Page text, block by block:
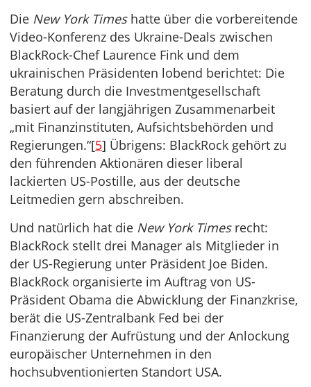
Die New York Times hatte über die vorbereitende
Video-Konferenz des Ukraine-Deals zwischen
BlackRock-Chef Laurence Fink und dem
ukrainischen Präsidenten lobend berichtet: Die
Beratung durch die Investmentgesellschaft
basiert auf der langjährigen Zusammenarbeit
„mit Finanzinstituten, Aufsichtsbehörden und
Regierungen.“[5] Übrigens: BlackRock gehört zu
den führenden Aktionären dieser liberal
lackierten US-Postille, aus der deutsche
Leitmedien gern abschreiben.
Und natürlich hat die New York Timesrecht:
BlackRock stellt drei Manager als Mitglieder in
der US-Regierung unter Präsident Joe Biden.
BlackRock organisierte im Auftrag von US-
Präsident Obama die Abwicklung der Finanzkrise,
berät die US-Zentralbank Fed bei der
Finanzierung der Aufrüstung und der Anlockung
europäischer Unternehmen in den
hochsubventionierten Standort USA.